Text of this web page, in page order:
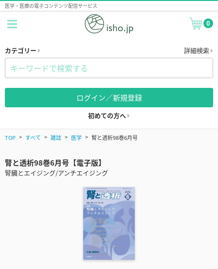
医学・医療の電子コンテンツ配信サービス
0
カテゴリー 詳細検索
ログイン／新規登録
初めての方へ
TOP すべて 雑誌 医学 腎と透析98巻6月号
腎と透析98巻6月号【電子版】
腎臓とエイジング/アンチエイジング